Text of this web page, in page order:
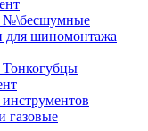
№\бесшумные
для шиномонтажа
газовые